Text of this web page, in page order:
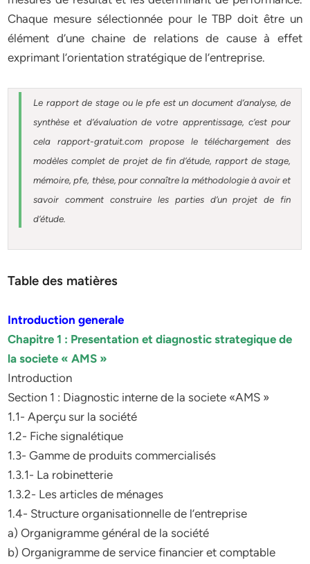
Chaque mesure sélectionnée pour le TBP doit être un
élément d’une chaine de relations de cause à effet
exprimant l’orientation stratégique de l’entreprise.
Le rapport de stage ou le pfe est un document d’analyse, de
synthèse et d’évaluation de votre apprentissage, c’est pour
cela rapport-gratuit.com propose le téléchargement des
modèles complet de projet de fin d’étude, rapport de stage,
mémoire, pfe, thèse, pour connaître la méthodologie à avoir et
savoir comment construire les parties d’un projet de fin
d’étude.
Table des matières
Introduction generale
Chapitre 1 : Presentation et diagnostic strategique de
la societe « AMS »
Introduction
Section 1 : Diagnostic interne de la societe «AMS »
1.1- Aperçu sur la société
1.2- Fiche signalétique
1.3- Gamme de produits commercialisés
1.3.1- La robinetterie
1.3.2- Les articles de ménages
1.4- Structure organisationnelle de l’entreprise
a) Organigramme général de la société
b) Organigramme de service financier et comptable